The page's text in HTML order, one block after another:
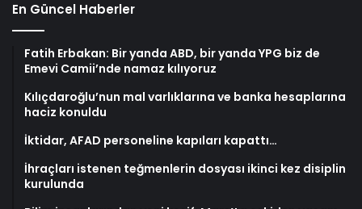
En Güncel Haberler
Fatih Erbakan: Bir yanda ABD, bir yanda YPG biz de
Emevi Camii’nde namaz kılıyoruz
Kılıçdaroğlu’nun mal varlıklarına ve banka hesaplarına
haciz konuldu
İktidar, AFAD personeline kapıları kapattı…
İhraçları istenen teğmenlerin dosyası ikinci kez disiplin
kurulunda